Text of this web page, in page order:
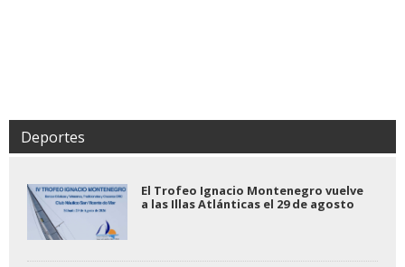
Deportes
El Trofeo Ignacio Montenegro vuelve
a las Illas Atlánticas el 29 de agosto